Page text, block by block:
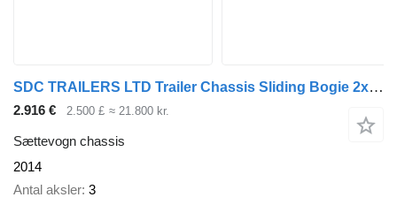
SDC TRAILERS LTD Trailer Chassis Sliding Bogie 2x 20', 30', 40' and
2.916 € 2.500 £ ≈ 21.800 kr.
Sættevogn chassis
2014
Antal aksler 3